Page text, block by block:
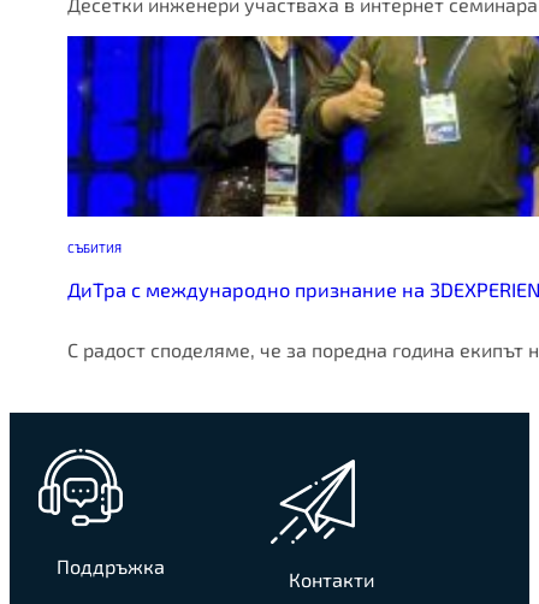
СЪБИТИЯ
ДиТра с международно признание на
С радост споделяме, че за поредна година екипът
Поддръжка
Контакти